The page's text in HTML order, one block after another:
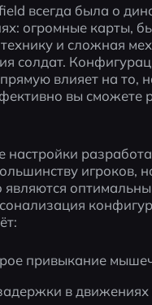
всегда была о
огромные карты,
и сложная
солдат.
влияет на то,
вы сможете
настройки
игроков,
являются
привыкание
в движениях